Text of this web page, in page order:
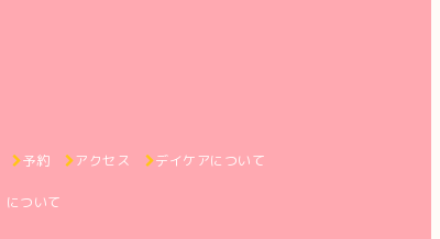
予約 アクセス デイケアについて
について